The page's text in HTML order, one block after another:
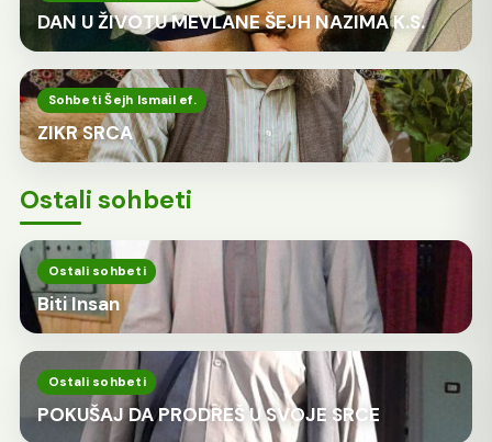
DAN U ŽIVOTU MEVLANE ŠEJH NAZIMA K.S.
Sohbeti Šejh Ismail ef.
ZIKR SRCA
Ostali sohbeti
Ostali sohbeti
Biti Insan
Ostali sohbeti
POKUŠAJ DA PRODREŠ U SVOJE SRCE